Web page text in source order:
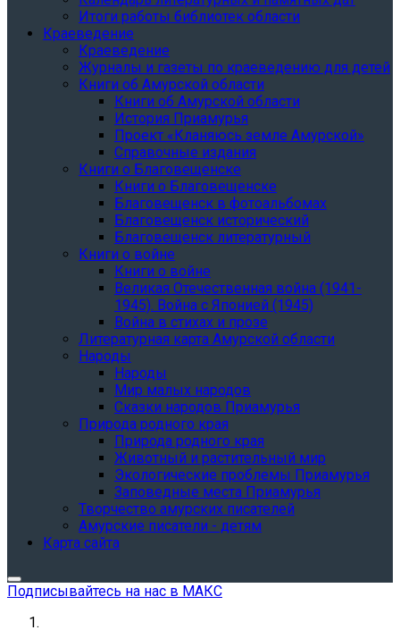
Итоги работы библиотек области
Краеведение
Краеведение
Журналы и газеты по краеведению для детей
Книги об Амурской области
Книги об Амурской области
История Приамурья
Проект «Кланяюсь земле Амурской»
Справочные издания
Книги о Благовещенске
Книги о Благовещенске
Благовещенск в фотоальбомах
Благовещенск исторический
Благовещенск литературный
Книги о войне
Книги о войне
Великая Отечественная война (1941-
1945). Война с Японией (1945)
Война в стихах и прозе
Литературная карта Амурской области
Народы
Народы
Мир малых народов
Сказки народов Приамурья
Природа родного края
Природа родного края
Животный и растительный мир
Экологические проблемы Приамурья
Заповедные места Приамурья
Творчество амурских писателей
Амурские писатели - детям
Карта сайта
Подписывайтесь на нас в МАКС